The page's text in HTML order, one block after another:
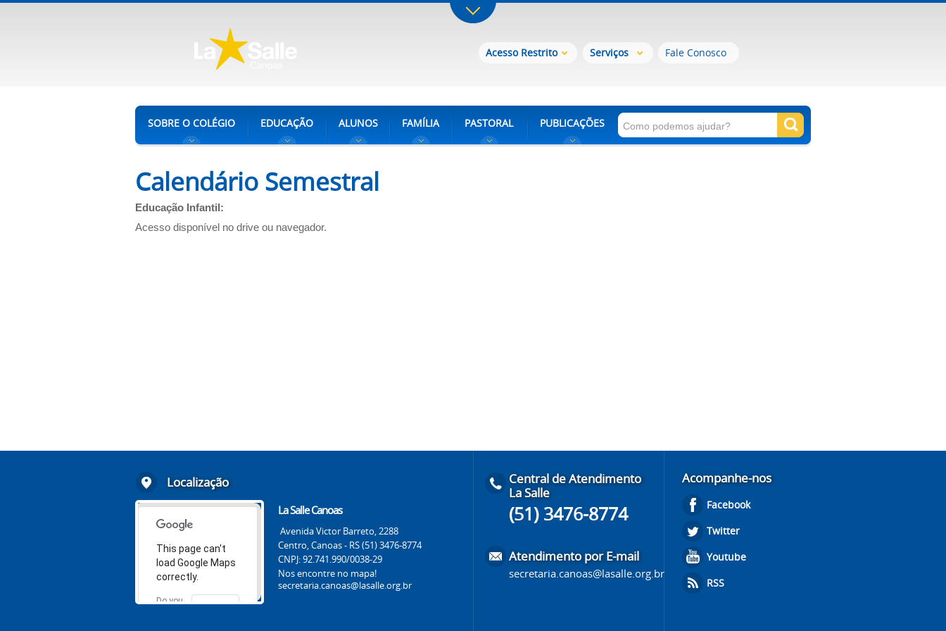
Acesso Restrito Serviços Fale Conosco
SOBRE O COLÉGIO EDUCAÇÃO ALUNOS FAMÍLIA PASTORAL PUBLICAÇÕES
Calendário Semestral
Educação Infantil:
Acesso disponível no drive ou navegador.
Localização
This page can't
load Google Maps
correctly.
Do you
OK
La Salle Canoas
Avenida Victor Barreto, 2288
Centro, Canoas - RS (51) 3476-8774
CNPJ: 92.741.990/0038-29
Nos encontre no mapa!
secretaria.canoas@lasalle.org.br
Central de Atendimento
La Salle
(51) 3476-8774
Atendimento por E-mail
secretaria.canoas@lasalle.org.br
Acompanhe-nos
Facebook
Twitter
Youtube
RSS